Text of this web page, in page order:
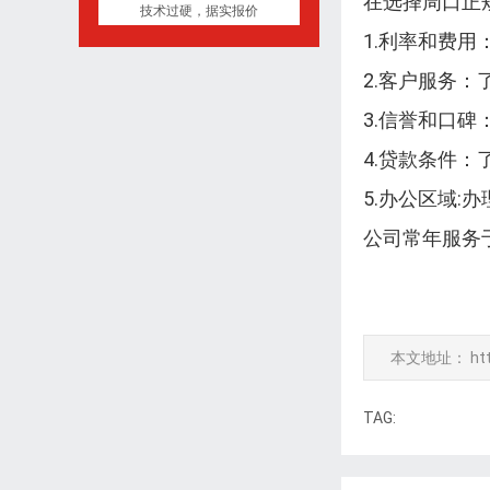
技术过硬，据实报价
1.利率和费用
2.客户服务：
3.信誉和口碑
4.贷款条件：
5.办公区域:
公司常年服务
本文地址：
TAG: